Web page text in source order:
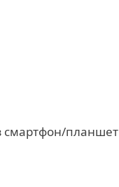
смартфон/планшет